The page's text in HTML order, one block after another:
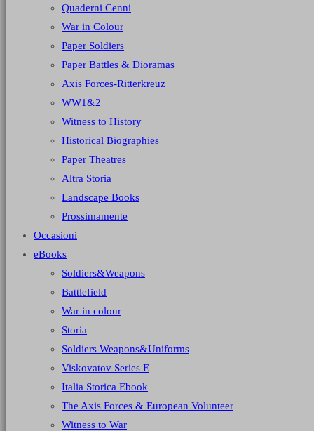
Quaderni Cenni
War in Colour
Paper Soldiers
Paper Battles & Dioramas
Axis Forces-Ritterkreuz
WW1&2
Witness to History
Historical Biographies
Paper Theatres
Altra Storia
Landscape Books
Prossimamente
Occasioni
eBooks
Soldiers&Weapons
Battlefield
War in colour
Storia
Soldiers Weapons&Uniforms
Viskovatov Series E
Italia Storica Ebook
The Axis Forces & European Volunteer
Witness to War